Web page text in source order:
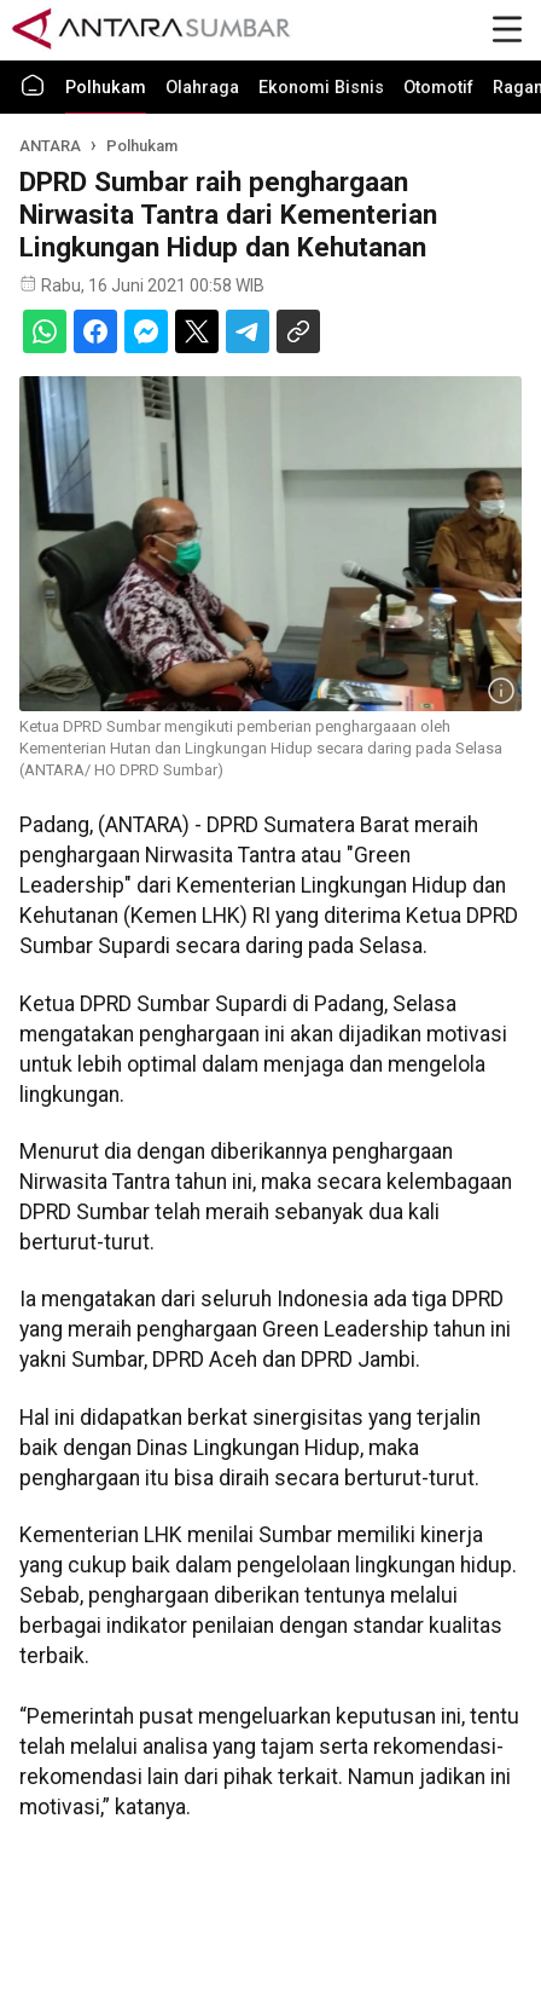
Polhukam Olahraga Ekonomi Bisnis Otomotif
ANTARA Polhukam
DPRD Sumbar raih penghargaan
Nirwasita Tantra dari Kementerian
Lingkungan Hidup dan Kehutanan
Rabu, 16 Juni 2021 00:58 WIB
Ketua DPRD Sumbar mengikuti pemberian penghargaaan oleh
Kementerian Hutan dan Lingkungan Hidup secara daring pada Selasa
(ANTARA/ HO DPRD Sumbar)
Padang, (ANTARA) - DPRD Sumatera Barat meraih
penghargaan Nirwasita Tantra atau "Green
Leadership" dari Kementerian Lingkungan Hidup dan
Kehutanan (Kemen LHK) RI yang diterima Ketua DPRD
Sumbar Supardi secara daring pada Selasa.
Ketua DPRD Sumbar Supardi di Padang, Selasa
mengatakan penghargaan ini akan dijadikan motivasi
untuk lebih optimal dalam menjaga dan mengelola
lingkungan.
Menurut dia dengan diberikannya penghargaan
Nirwasita Tantra tahun ini, maka secara kelembagaan
DPRD Sumbar telah meraih sebanyak dua kali
berturut-turut.
Ia mengatakan dari seluruh Indonesia ada tiga DPRD
yang meraih penghargaan Green Leadership tahun ini
yakni Sumbar, DPRD Aceh dan DPRD Jambi.
Hal ini didapatkan berkat sinergisitas yang terjalin
baik dengan Dinas Lingkungan Hidup, maka
penghargaan itu bisa diraih secara berturut-turut.
Kementerian LHK menilai Sumbar memiliki kinerja
yang cukup baik dalam pengelolaan lingkungan hidup.
Sebab, penghargaan diberikan tentunya melalui
berbagai indikator penilaian dengan standar kualitas
terbaik.
“Pemerintah pusat mengeluarkan keputusan ini, tentu
telah melalui analisa yang tajam serta rekomendasi-
rekomendasi lain dari pihak terkait. Namun jadikan ini
motivasi,” katanya.